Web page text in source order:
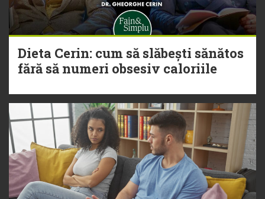
Dieta Cerin: cum să slăbești sănătos
fără să numeri obsesiv caloriile